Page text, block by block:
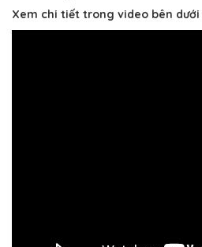
Xem chi tiết trong video bên dưới